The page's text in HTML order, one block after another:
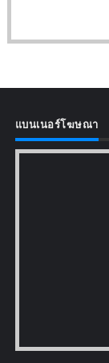
แบนเนอร์โฆษณา